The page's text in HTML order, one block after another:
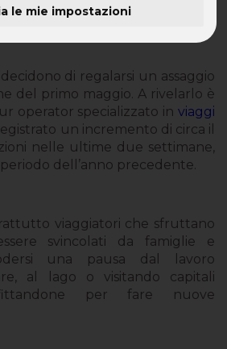
le mie impostazioni
di regalarsi un assaggio
del primo maggio. A rivelarlo è
operator specializzato inviaggi
un incremento di circa il
nelle ultime due settimane,
dell’anno precedente.
viaggiatori che sfruttano
svincolati da famiglie e
una pausa dal lavoro
al lago o visitando capitali
per fare nuove